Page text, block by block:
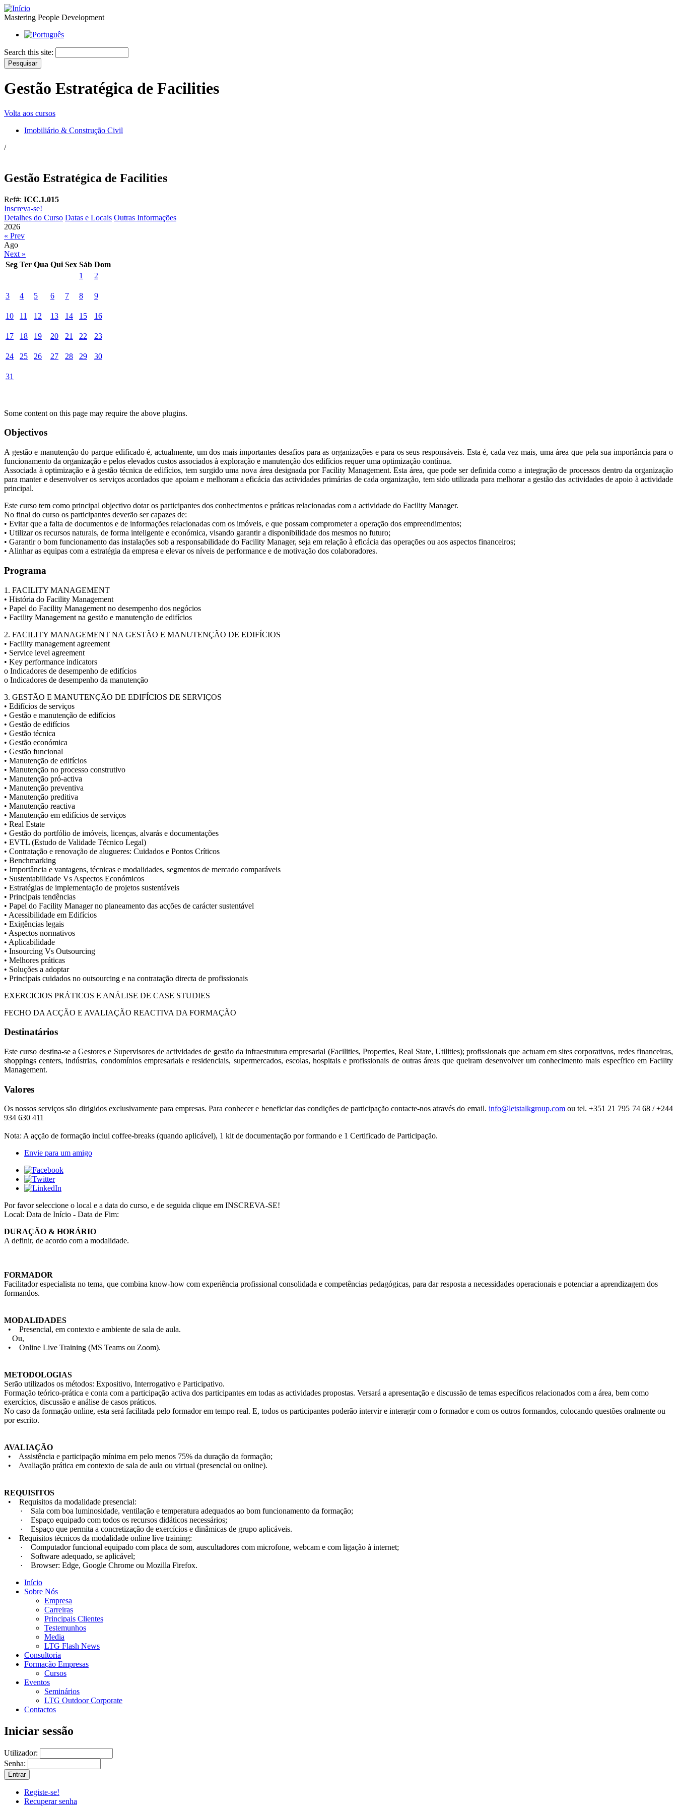
Mastering People Development
Search this site:
Gestão Estratégica de Facilities
Volta aos cursos
Imobiliário & Construção Civil
/
Gestão Estratégica de Facilities
Ref#: ICC.1.015
Inscreva-se!
Detalhes do Curso Datas e Locais Outras Informações
2026
« Prev
Ago
Next »
Seg Ter Qua Qui Sex Sáb Dom
1
2
3 4 5 6 7 8 9
10 11 12 13 14 15 16
17 18 19 20 21 22 23
24 25 26 27 28 29 30
31
Some content on this page may require the above plugins.
Objectivos
A gestão e manutenção do parque edificado é, actualmente, um dos mais importantes desafios para as organizações e para os seus responsáveis. Esta é, cada vez mais, uma área que pela sua importância para o
funcionamento da organização e pelos elevados custos associados à exploração e manutenção dos edifícios requer uma optimização contínua.
Associada à optimização e à gestão técnica de edifícios, tem surgido uma nova área designada por Facility Management. Esta área, que pode ser definida como a integração de processos dentro da organização
para manter e desenvolver os serviços acordados que apoiam e melhoram a eficácia das actividades primárias de cada organização, tem sido utilizada para melhorar a gestão das actividades de apoio à actividade
principal.
Este curso tem como principal objectivo dotar os participantes dos conhecimentos e práticas relacionadas com a actividade do Facility Manager.
No final do curso os participantes deverão ser capazes de:
• Evitar que a falta de documentos e de informações relacionadas com os imóveis, e que possam comprometer a operação dos empreendimentos;
• Utilizar os recursos naturais, de forma inteligente e económica, visando garantir a disponibilidade dos mesmos no futuro;
• Garantir o bom funcionamento das instalações sob a responsabilidade do Facility Manager, seja em relação à eficácia das operações ou aos aspectos financeiros;
• Alinhar as equipas com a estratégia da empresa e elevar os níveis de performance e de motivação dos colaboradores.
Programa
1. FACILITY MANAGEMENT
• História do Facility Management
• Papel do Facility Management no desempenho dos negócios
• Facility Management na gestão e manutenção de edifícios
2. FACILITY MANAGEMENT NA GESTÃO E MANUTENÇÃO DE EDIFÍCIOS
• Facility management agreement
• Service level agreement
• Key performance indicators
o Indicadores de desempenho de edifícios
o Indicadores de desempenho da manutenção
3. GESTÃO E MANUTENÇÃO DE EDIFÍCIOS DE SERVIÇOS
• Edifícios de serviços
• Gestão e manutenção de edifícios
• Gestão de edifícios
• Gestão técnica
• Gestão económica
• Gestão funcional
• Manutenção de edifícios
• Manutenção no processo construtivo
• Manutenção pró-activa
• Manutenção preventiva
• Manutenção preditiva
• Manutenção reactiva
• Manutenção em edifícios de serviços
• Real Estate
• Gestão do portfólio de imóveis, licenças, alvarás e documentações
• EVTL (Estudo de Validade Técnico Legal)
• Contratação e renovação de alugueres: Cuidados e Pontos Críticos
• Benchmarking
• Importância e vantagens, técnicas e modalidades, segmentos de mercado comparáveis
• Sustentabilidade Vs Aspectos Económicos
• Estratégias de implementação de projetos sustentáveis
• Principais tendências
• Papel do Facility Manager no planeamento das acções de carácter sustentável
• Acessibilidade em Edifícios
• Exigências legais
• Aspectos normativos
• Aplicabilidade
• Insourcing Vs Outsourcing
• Melhores práticas
• Soluções a adoptar
• Principais cuidados no outsourcing e na contratação directa de profissionais
EXERCICIOS PRÁTICOS E ANÁLISE DE CASE STUDIES
FECHO DA ACÇÃO E AVALIAÇÃO REACTIVA DA FORMAÇÃO
Destinatários
Este curso destina-se a Gestores e Supervisores de actividades de gestão da infraestrutura empresarial (Facilities, Properties, Real State, Utilities); profissionais que actuam em sites corporativos, redes financeiras,
shoppings centers, indústrias, condomínios empresariais e residenciais, supermercados, escolas, hospitais e profissionais de outras áreas que queiram desenvolver um conhecimento mais específico em Facility
Management.
Valores
Os nossos serviços são dirigidos exclusivamente para empresas. Para conhecer e beneficiar das condições de participação contacte-nos através do email. info@letstalkgroup.comou tel. +351 21 795 74 68 / +244
934 630 411
Nota: A açção de formação inclui coffee-breaks (quando aplicável), 1 kit de documentação por formando e 1 Certificado de Participação.
Envie para um amigo
Por favor seleccione o local e a data do curso, e de seguida clique em INSCREVA-SE!
Local: Data de Início - Data de Fim:
DURAÇÃO & HORÁRIO
A definir, de acordo com a modalidade.
FORMADOR
Facilitador especialista no tema, que combina know-how com experiência profissional consolidada e competências pedagógicas, para dar resposta a necessidades operacionais e potenciar a aprendizagem dos
formandos.
MODALIDADES
• Presencial, em contexto e ambiente de sala de aula.
Ou,
• Online Live Training (MS Teams ou Zoom).
METODOLOGIAS
Serão utilizados os métodos: Expositivo, Interrogativo e Participativo.
Formação teórico-prática e conta com a participação activa dos participantes em todas as actividades propostas. Versará a apresentação e discussão de temas específicos relacionados com a área, bem como
exercícios, discussão e análise de casos práticos.
No caso da formação online, esta será facilitada pelo formador em tempo real. E, todos os participantes poderão intervir e interagir com o formador e com os outros formandos, colocando questões oralmente ou
por escrito.
AVALIAÇÃO
• Assistência e participação mínima em pelo menos 75% da duração da formação;
• Avaliação prática em contexto de sala de aula ou virtual (presencial ou online).
REQUISITOS
• Requisitos da modalidade presencial:
· Sala com boa luminosidade, ventilação e temperatura adequados ao bom funcionamento da formação;
· Espaço equipado com todos os recursos didáticos necessários;
· Espaço que permita a concretização de exercícios e dinâmicas de grupo aplicáveis.
• Requisitos técnicos da modalidade online live training:
· Computador funcional equipado com placa de som, auscultadores com microfone, webcam e com ligação à internet;
· Software adequado, se aplicável;
· Browser: Edge, Google Chrome ou Mozilla Firefox.
Início
Sobre Nós
Empresa
Carreiras
Principais Clientes
Testemunhos
Media
LTG Flash News
Consultoria
Formação Empresas
Cursos
Eventos
Seminários
LTG Outdoor Corporate
Contactos
Iniciar sessão
Utilizador:
Senha:
Registe-se!
Recuperar senha